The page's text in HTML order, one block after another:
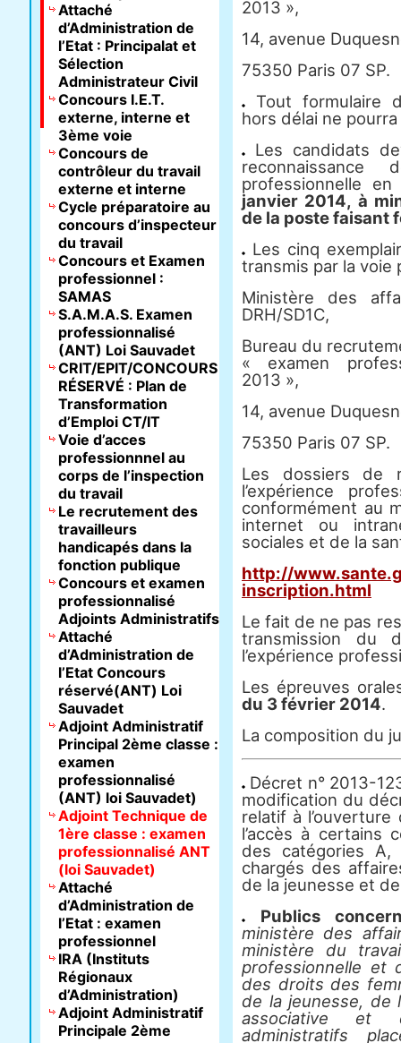
2013 »,
14, avenue
75350 Paris 07 SP.
Tout formulaire
hors délai ne
Les candidats
reconnaissance
professionnelle en
janvier 2014, à
de la poste faisant
Les cinq
transmis par la voie
Ministère des
DRH/SD1C,
Bureau du
« examen
2013 »,
14, avenue
75350 Paris 07 SP.
Les dossiers de
l’expérience
conformément au
internet ou
sociales et de la
http://
inscription.html
Le fait de ne pas
transmission du
l’expérience
Les épreuves
du 3 février 2014.
La composition du
Décret n° 2013-
modification du
relatif à
l’accès à certains
des catégories
chargés des
de la jeunesse et
Publics
ministère des
ministère du
professionnelle et
des droits des
de la jeunesse, de
associative et
administratifs
Attaché
d’Administration de
l’Etat : Principalat et
Sélection
Administrateur Civil
Concours I.E.T.
externe, interne et
3ème voie
Concours de
contrôleur du travail
externe et interne
Cycle préparatoire au
concours d’inspecteur
du travail
Concours et Examen
professionnel :
SAMAS
S.A.M.A.S. Examen
professionnalisé
(ANT) Loi Sauvadet
CRIT/EPIT/CONCOURS
RÉSERVÉ : Plan de
Transformation
d’Emploi CT/IT
Voie d’acces
professionnnel au
corps de l’inspection
du travail
Le recrutement des
travailleurs
handicapés dans la
fonction publique
Concours et examen
professionnalisé
Adjoints Administratifs
Attaché
d’Administration de
l’Etat Concours
réservé(ANT) Loi
Sauvadet
Adjoint Administratif
Principal 2ème classe :
examen
professionnalisé
(ANT) loi Sauvadet)
Adjoint Technique de
1ère classe : examen
professionnalisé ANT
(loi Sauvadet)
Attaché
d’Administration de
l’Etat : examen
professionnel
IRA (Instituts
Régionaux
d’Administration)
Adjoint Administratif
Principale 2ème